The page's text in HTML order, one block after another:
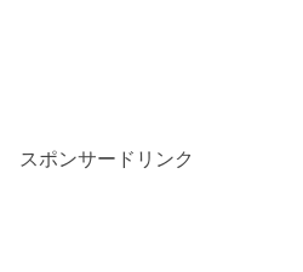
スポンサードリンク